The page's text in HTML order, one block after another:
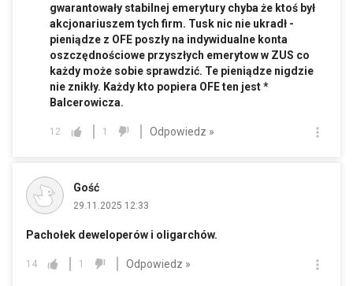
gwarantowały stabilnej emerytury chyba że ktoś był
akcjonariuszem tych firm. Tusk nic nie ukradł -
pieniądze z OFE poszły na indywidualne konta
oszczędnościowe przyszłych emerytow w ZUS co
każdy może sobie sprawdzić. Te pieniądze nigdzie
nie znikły. Każdy kto popiera OFE ten jest *
Balcerowicza.
12 1 Odpowiedz »
Gość
29.11.2025 12:33
Pachołek deweloperów i oligarchów.
14 1 Odpowiedz »